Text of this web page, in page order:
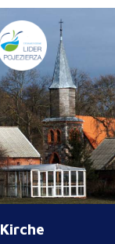
Kirche